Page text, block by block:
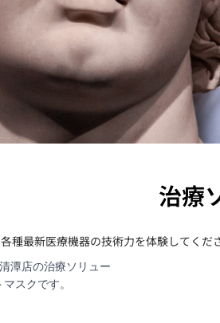
治療
各種最新医療機器の技術力を体験してくだ